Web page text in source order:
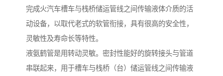
完成火汽车槽车与栈桥储运管线之间传输液体介质的活
动设备，以取代老式的软管衔接，具有很高的安全性，
灵敏性及寿命长等特性。
液氨鹤管是用转动灵敏。密封性能好的旋转接头与管道
串联起来，用于槽车与栈桥（台）储运管线之间传输液